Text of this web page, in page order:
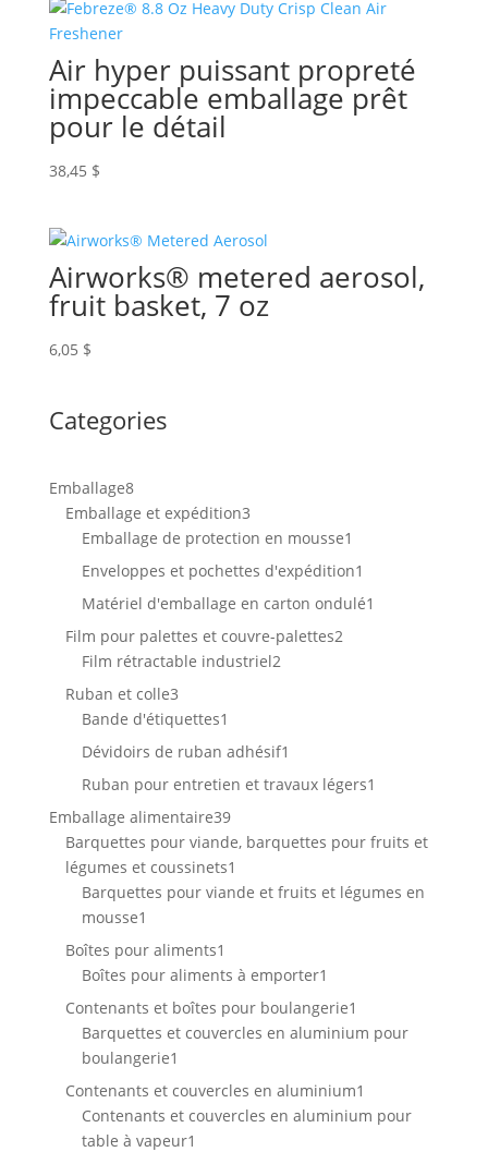
Air hyper puissant propreté
impeccable emballage prêt
pour le détail
38,45 $
Airworks® metered aerosol,
fruit basket, 7 oz
6,05 $
Categories
Emballage88
produits
Emballage et expédition33
produits
Emballage de protection en mousse1
produit
Enveloppes et pochettes d'expédition1
produit
Matériel d'emballage en carton ondulé1
Film pour palettes et couvre-palettes22
Film rétractable industriel22
Ruban et colle33
produits
Bande d'étiquettes1
produit
Dévidoirs de ruban adhésif1
produit
Ruban pour entretien et travaux légers1
Emballage alimentaire3939
produits
Barquettes pour viande, barquettes pour fruits et
légumes et coussinets1
produit
Barquettes pour viande et fruits et légumes en
mousse1
produit
Boîtes pour aliments1
produit
Boîtes pour aliments à emporter1
produit
Contenants et boîtes pour boulangerie1
produit
Barquettes et couvercles en aluminium pour
boulangerie1
produit
Contenants et couvercles en aluminium1
produit
Contenants et couvercles en aluminium pour
table à vapeur1